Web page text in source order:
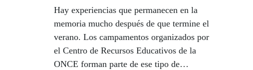
Hay experiencias que permanecen en la
memoria mucho después de que termine el
verano. Los campamentos organizados por
el Centro de Recursos Educativos de la
ONCE forman parte de ese tipo de